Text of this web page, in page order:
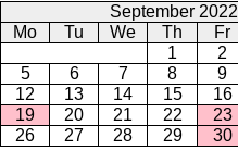
September 2022
Mo
Tu We Th Fr
1
2
5
6 7 8 9
12
13 14 15 16
19
20 21 22 23
26
27 28 29 30